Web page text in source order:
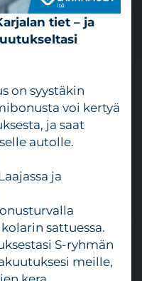
tiet – ja
on syystäkin
voi kertyä
ja saat
autolle.
ja
sattuessa.
S-ryhmän
meille,